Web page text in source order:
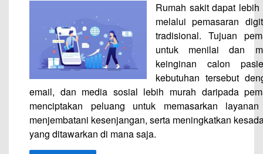
Rumah sakit dapat
melalui pemasaran
tradisional. Tujuan
untuk menilai dan
keinginan calon
kebutuhan tersebut
email, dan media sosial lebih murah daripada
menciptakan peluang untuk memasarkan
menjembatani kesenjangan, serta meningkatkan
yang ditawarkan di mana saja.